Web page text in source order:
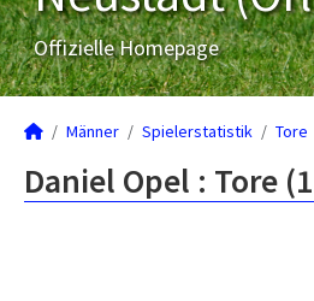
Offizielle Homepage
Männer Spielerstatistik Tore
Daniel Opel : Tore